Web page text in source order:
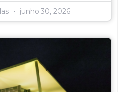
junho 30, 2026